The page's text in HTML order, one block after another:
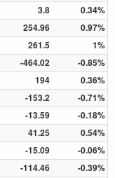
3.8
0.34%
254.96
0.97%
261.5
1%
-464.02
-0.85%
194
0.36%
-153.2
-0.71%
-13.59
-0.18%
41.25
0.54%
-15.09
-0.06%
-114.46
-0.39%